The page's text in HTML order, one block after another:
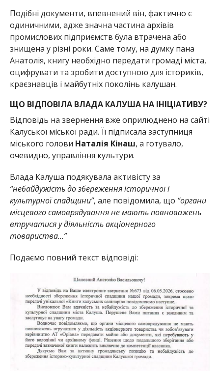
Подібні документи, впевнений він, фактично є
одиничними, адже значна частина архівів
промислових підприємств була втрачена або
знищена у різні роки. Саме тому, на думку пана
Анатолія, книгу необхідно передати громаді міста,
оцифрувати та зробити доступною для істориків,
краєзнавців і майбутніх поколінь калушан.
ЩО ВІДПОВІЛА ВЛАДА КАЛУША НА ІНІЦІАТИВУ?
Відповідь на звернення вже оприлюднено на сайті
Калуської міської ради. Її підписала заступниця
міського голови Наталія Кінаш, а готувало,
очевидно, управління культури.
Влада Калуша подякувала активісту за
“небайдужість до збереження історичної і
культурної спадщини”, але повідомила, що “органи
місцевого самоврядування не мають повноважень
втручатися у діяльність акціонерного
товариства…”
Подаємо повний текст відповіді: